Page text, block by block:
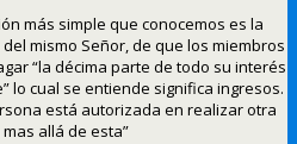
más simple que conocemos es la
mismo Señor, de que los miembros
“la décima parte de todo su interés
lo cual se entiende significa ingresos.
está autorizada en realizar otra
allá de esta”